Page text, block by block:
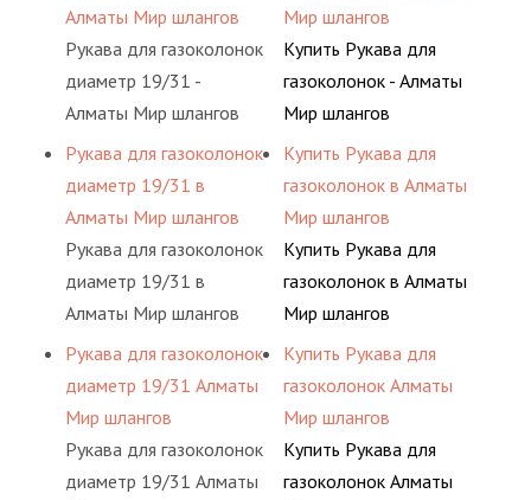
Алматы Мир шлангов
Рукава для газоколонок
диаметр 19/31 -
Алматы Мир шлангов
Рукава для газоколонок
диаметр 19/31 в
Алматы Мир шлангов
Рукава для газоколонок
диаметр 19/31 в
Алматы Мир шлангов
Рукава для газоколонок
диаметр 19/31 Алматы
Мир шлангов
Рукава для газоколонок
диаметр 19/31 Алматы
Мир шлангов
Купить Рукава для
газоколонок - Алматы
Мир шлангов
Купить Рукава для
газоколонок в Алматы
Мир шлангов
Купить Рукава для
газоколонок в Алматы
Мир шлангов
Купить Рукава для
газоколонок Алматы
Мир шлангов
Купить Рукава для
газоколонок Алматы